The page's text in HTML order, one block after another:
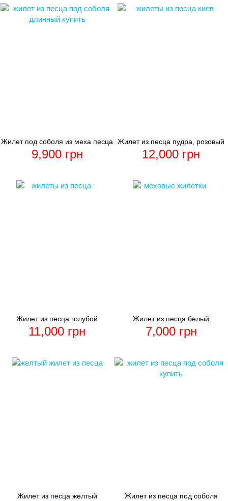
Жилет из песца пудра, розовый
12,000 грн
Жилет под соболя из меха песца
9,900 грн
Жилет из песца белый
7,000 грн
Жилет из песца голубой
11,000 грн
Жилет из песца под соболя
Жилет из песца желтый